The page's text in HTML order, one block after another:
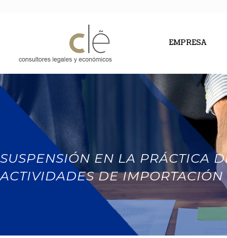
EMPRESA
SUSPENSIÓN EN LA PRÁCTICA
ACTIVIDADES DE IMPORTACIÓN